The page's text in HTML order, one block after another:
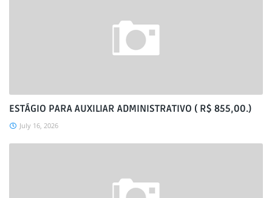
ESTÁGIO PARA AUXILIAR ADMINISTRATIVO ( R$ 855,00.)
July 16, 2026